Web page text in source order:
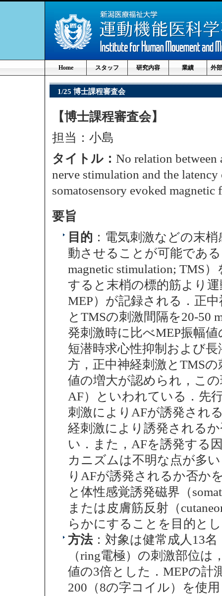
Home スタッフ 研究内容 業績 外
1/25 博士課程審査会
【博士課程審査会】
担当：小島
タイトル： No relation
nerve stimulation and the
somatosensory evoked magnetic
要旨
目的 ：電気刺激などの末
動させることが可能である
magnetic stimulation; TMS
すると末梢の標的筋より運
MEP）が記録される．正
とTMSの刺激間隔を20-50
発刺激時に比べMEP振幅
短潜時求心性抑制および
方，正中神経刺激とTMS
値の増大が認められ，この
AF）といわれている．先
刺激によりAFが誘発され
経刺激により誘発される
い．また，AFを誘発する
カニズムは不明な点が多
りAFが誘発されるか否か
と体性感覚誘発磁界（
または皮膚筋反射（
らかにすることを目的と
方法：対象は健常成人13
（ring電極）の刺激部位
値の3倍とした．MEPの計
200（8の字コイル）を使